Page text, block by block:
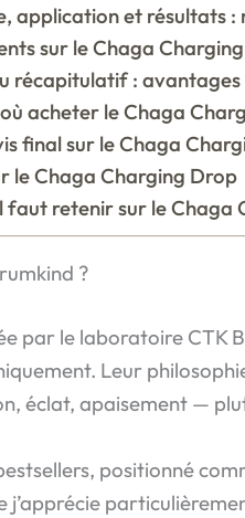
application et résultats :
sur le Chaga
récapitulatif : avantages
acheter le Chaga
final sur le Chaga
le Chaga Charging Drop
faut retenir sur le Chaga
?
par le laboratoire CTK
Leur
éclat, apaisement —
positionné